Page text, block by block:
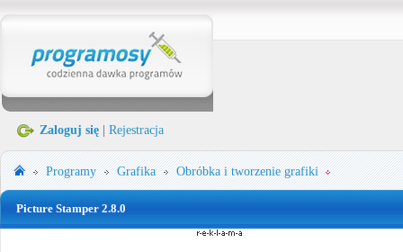
Zaloguj się Rejestracja
Programy Grafika Obróbka i tworzenie grafiki
Picture Stamper 2.8.0